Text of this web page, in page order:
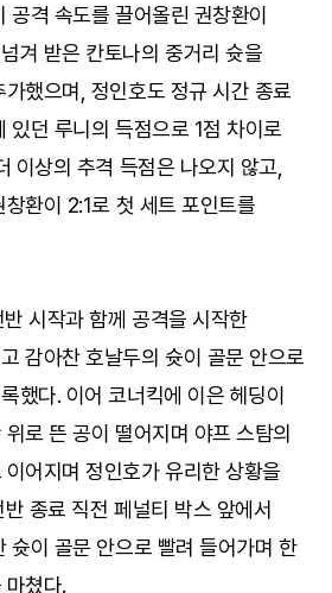
공격 속도를 끌어올린 권창환이
겨 받은 칸토나의 중거리 슛을
했으며, 정인호도 정규 시간 종료
있던 루니의 득점으로 1점 차이로
이상의 추격 득점은 나오지 않고,
환이 2:1로 첫 세트 포인트를
시작과 함께 공격을 시작한
감아찬 호날두의 슛이 골문 안으로
했다. 이어 코너킥에 이은 헤딩이
로 뜬 공이 떨어지며 야프 스탐의
어지며 정인호가 유리한 상황을
종료 직전 페널티 박스 앞에서
슛이 골문 안으로 빨려 들어가며 한
쳤다.